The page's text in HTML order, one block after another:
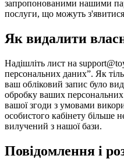
запропонованими нашими
послуги, що можуть
Як видалити
Надішліть лист на
персональних даних”. Як
ваш обліковий запис було
обробку ваших персональних
вашої згоди з умовами
особистого кабінету більше
вилучений з нашої бази.
Повідомлення і